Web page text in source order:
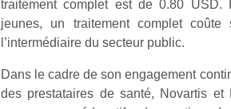
traitement complet est de 0.80
jeunes, un traitement complet
l’intermédiaire du secteur public.
Dans le cadre de son engagement
des prestataires de santé, Novartis et
occupations
n’est pas
toujours
Conjuguer
divertissement,
l’occasion
rêvée
pour les
de…